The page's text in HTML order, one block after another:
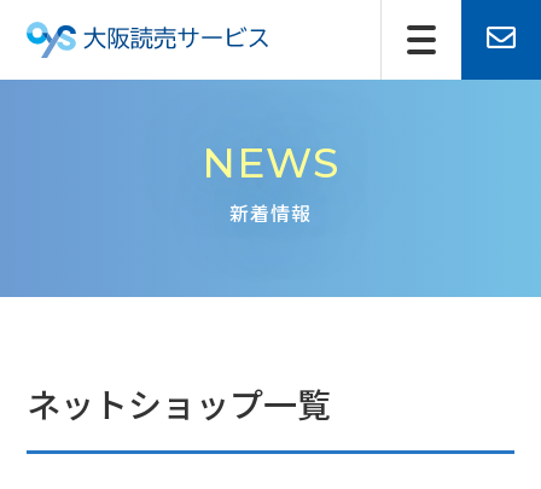
NEWS
新着情報
ネットショップ一覧